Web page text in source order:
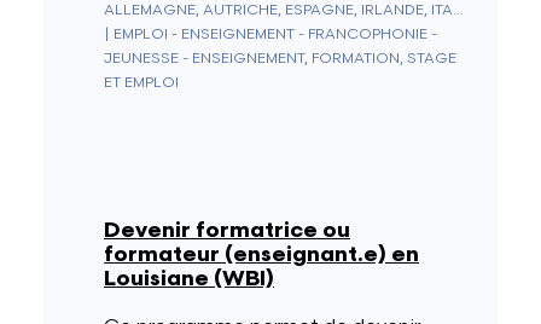
ALLEMAGNE, AUTRICHE, ESPAGNE, IRLANDE, ITALIE, ROYAUME-UNI, SUISSE
EMPLOI - ENSEIGNEMENT - FRANCOPHONIE -
JEUNESSE - ENSEIGNEMENT, FORMATION, STAGE
ET EMPLOI
Devenir formatrice ou
formateur (enseignant.e) en
Louisiane (WBI)